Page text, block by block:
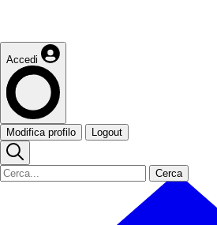
Accedi
Modifica profilo Logout
Cerca